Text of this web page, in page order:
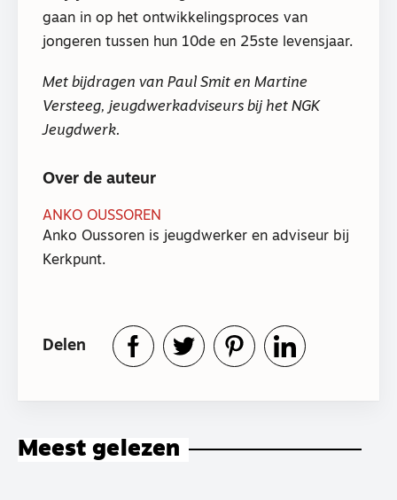
gaan in op het ontwikkelingsproces van
jongeren tussen hun 10de en 25ste levensjaar.
Met bijdragen van Paul Smit en Martine
Versteeg, jeugdwerkadviseurs bij het NGK
Jeugdwerk.
Over de auteur
ANKO OUSSOREN
Anko Oussoren is jeugdwerker en adviseur bij
Kerkpunt.
Delen
Meest gelezen